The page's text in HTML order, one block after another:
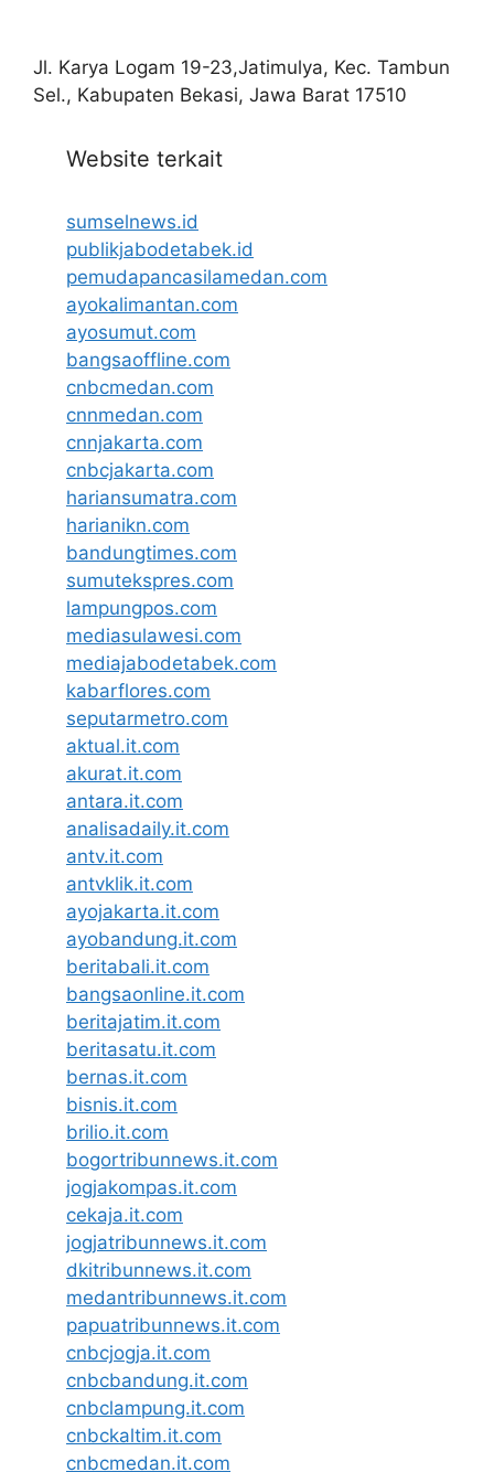
Jl. Karya Logam 19-23,Jatimulya, Kec. Tambun
Sel., Kabupaten Bekasi, Jawa Barat 17510
Website terkait
sumselnews.id
publikjabodetabek.id
pemudapancasilamedan.com
ayokalimantan.com
ayosumut.com
bangsaoffline.com
cnbcmedan.com
cnnmedan.com
cnnjakarta.com
cnbcjakarta.com
hariansumatra.com
harianikn.com
bandungtimes.com
sumutekspres.com
lampungpos.com
mediasulawesi.com
mediajabodetabek.com
kabarflores.com
seputarmetro.com
aktual.it.com
akurat.it.com
antara.it.com
analisadaily.it.com
antv.it.com
antvklik.it.com
ayojakarta.it.com
ayobandung.it.com
beritabali.it.com
bangsaonline.it.com
beritajatim.it.com
beritasatu.it.com
bernas.it.com
bisnis.it.com
brilio.it.com
bogortribunnews.it.com
jogjakompas.it.com
cekaja.it.com
jogjatribunnews.it.com
dkitribunnews.it.com
medantribunnews.it.com
papuatribunnews.it.com
cnbcjogja.it.com
cnbcbandung.it.com
cnbclampung.it.com
cnbckaltim.it.com
cnbcmedan.it.com